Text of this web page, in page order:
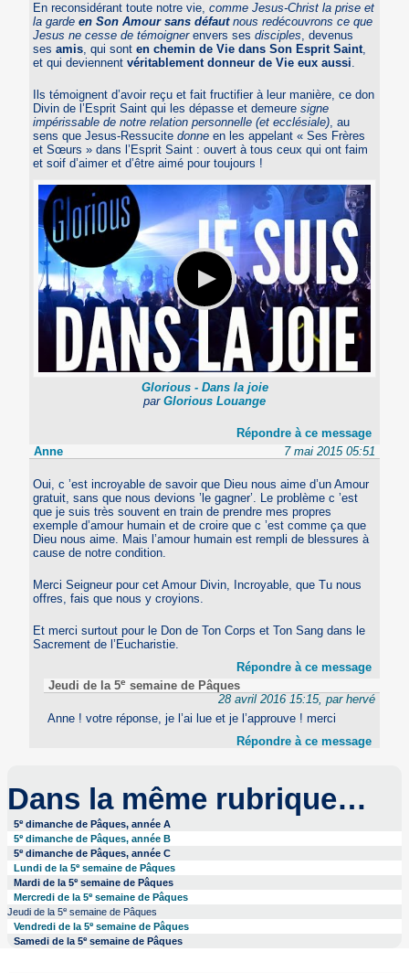
En reconsidérant toute notre vie,comme Jesus-Christ la prise et
la gardeen Son Amour sans défautnous redécouvrons ce que
Jesus ne cesse de témoignerenvers sesdisciples, devenus
sesamis, qui sonten chemin de Vie dans Son Esprit Saint,
et qui deviennentvéritablement donneur de Vie eux aussi.
Ils témoignent d’avoir reçu et fait fructifier à leur manière, ce don
Divin de l’Esprit Saint qui les dépasse et demeuresigne
impérissable de notre relation personnelle (et ecclésiale), au
sens que Jesus-Ressucitedonne en les appelant « Ses Frères
et Sœurs » dans l’Esprit Saint : ouvert à tous ceux qui ont faim
et soif d’aimer et d’être aimé pour toujours !
Glorious - Dans la joie
par Glorious Louange
Répondre à ce message
Anne
7 mai 2015 05:51
Oui, c ’est incroyable de savoir que Dieu nous aime d’un Amour
gratuit, sans que nous devions ’le gagner’. Le problème c ’est
que je suis très souvent en train de prendre mes propres
exemple d’amour humain et de croire que c ’est comme ça que
Dieu nous aime. Mais l’amour humain est rempli de blessures à
cause de notre condition.
Merci Seigneur pour cet Amour Divin, Incroyable, que Tu nous
offres, fais que nous y croyions.
Et merci surtout pour le Don de Ton Corps et Ton Sang dans le
Sacrement de l’Eucharistie.
Répondre à ce message
Jeudi de la 5e semaine de Pâques
28 avril 2016 15:15, par hervé
Anne ! votre réponse, je l’ai lue et je l’approuve ! merci
Répondre à ce message
Dans la même rubrique…
5e dimanche de Pâques, année A
5edimanche de Pâques, année B
5e dimanche de Pâques, année C
Lundi de la 5esemaine de Pâques
Mardi de la 5e semaine de Pâques
Mercredi de la 5esemaine de Pâques
Jeudi de la 5esemaine de Pâques
Vendredi de la 5esemaine de Pâques
Samedi de la 5e semaine de Pâques